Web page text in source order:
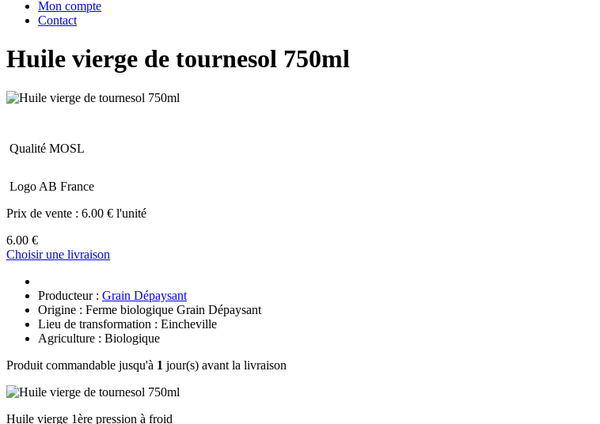
Mon compte
Contact
Huile vierge de tournesol 750ml
Qualité MOSL
Logo AB France
Prix de vente : 6.00 € l'unité
6.00 €
Choisir une livraison
Producteur : Grain Dépaysant
Origine : Ferme biologique Grain Dépaysant
Lieu de transformation : Eincheville
Agriculture : Biologique
Produit commandable jusqu'à 1 jour(s) avant la livraison
Huile vierge 1ère pression à froid